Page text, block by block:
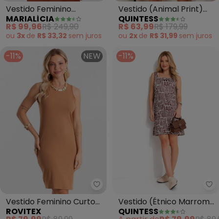
Vestido Feminino
Transpassado (Marrom)
MARIALÍCIA
R$ 99,96R$ 249,90
ou 3x de R$ 33,32 sem juros
Vestido (Animal Print)
em Crepe Plano
QUINTESS
R$ 63,99R$ 179,99
ou 2x de R$ 31,99 sem juros
-11% NEW
Rovitex - Vestido Feminino
Vestido Feminino Curto
Básico Ribana (Marrom)
ROVITEX
-11%
Vestido (Étnico Marrom)
em Malha Fria
QUINTESS